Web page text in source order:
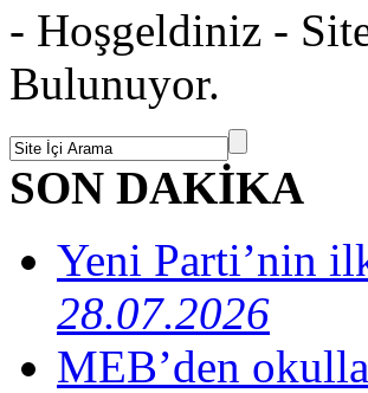
- Hoşgeldiniz -
Bulunuyor.
SON DAKİKA
Yeni Parti’nin
28.07.2026
MEB’den